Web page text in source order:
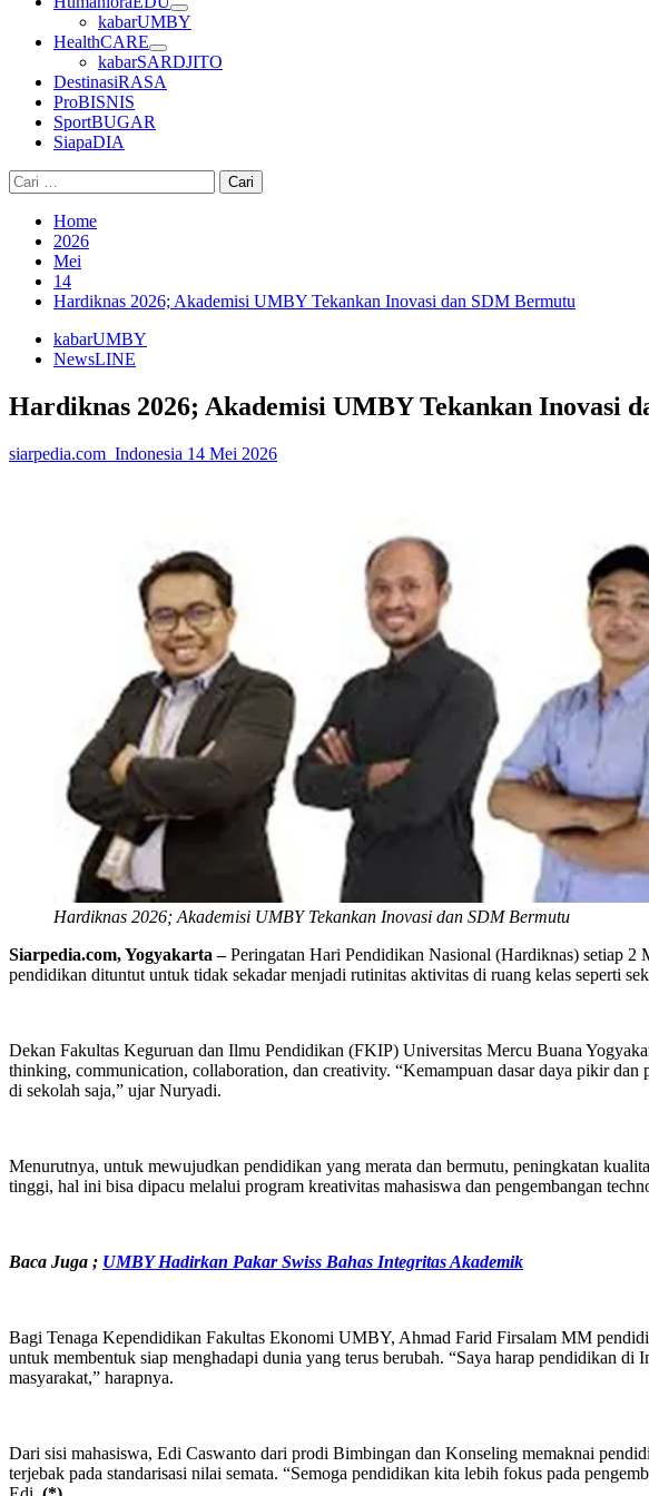
kabarUMBY
HealthCARE
kabarSARDJITO
DestinasiRASA
ProBISNIS
SportBUGAR
SiapaDIA
Cari
untuk:
Home
2026
Mei
14
Hardiknas 2026; Akademisi UMBY Tekankan Inovasi dan SDM Bermutu
kabarUMBY
NewsLINE
Hardiknas 2026; Akademisi UMBY Tekankan Inovasi
siarpedia.com_Indonesia 14 Mei 2026
Hardiknas 2026; Akademisi UMBY Tekankan Inovasi dan SDM Bermutu
Siarpedia.com, Yogyakarta –Peringatan Hari Pendidikan Nasional (Hardiknas) setiap 2
pendidikan dituntut untuk tidak sekadar menjadi rutinitas aktivitas di ruang kelas seperti
Dekan Fakultas Keguruan dan Ilmu Pendidikan (FKIP) Universitas Mercu Buana
thinking, communication, collaboration, dan creativity. “Kemampuan dasar daya pikir
di sekolah saja,” ujar Nuryadi.
Menurutnya, untuk mewujudkan pendidikan yang merata dan bermutu, peningkatan
tinggi, hal ini bisa dipacu melalui program kreativitas mahasiswa dan pengembangan
Baca Juga ; UMBY Hadirkan Pakar Swiss Bahas Integritas Akademik
Bagi Tenaga Kependidikan Fakultas Ekonomi UMBY, Ahmad Farid Firsalam MM
untuk membentuk siap menghadapi dunia yang terus berubah. “Saya harap pendidikan di
masyarakat,” harapnya.
Dari sisi mahasiswa, Edi Caswanto dari prodi Bimbingan dan Konseling memaknai
terjebak pada standarisasi nilai semata. “Semoga pendidikan kita lebih fokus pada